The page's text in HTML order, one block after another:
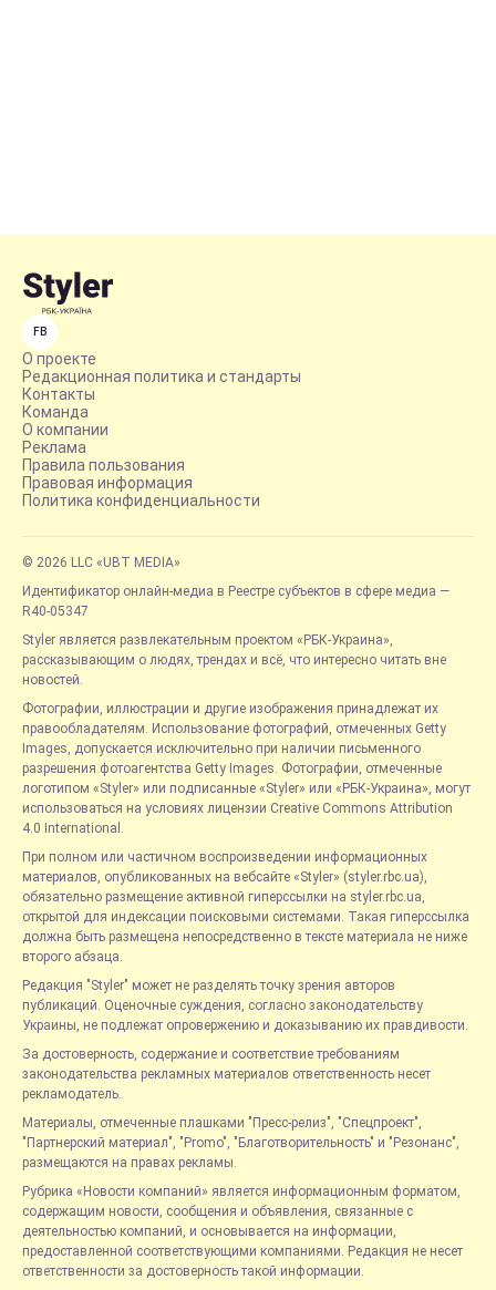
FB
О проекте
Редакционная политика и стандарты
Контакты
Команда
О компании
Реклама
Правила пользования
Правовая информация
Политика конфиденциальности
© 2026 LLC «UBT MEDIA»
Идентификатор онлайн-медиа в Реестре субъектов в сфере медиа —
R40-05347
Styler является развлекательным проектом «РБК-Украина»,
рассказывающим о людях, трендах и всё, что интересно читать вне
новостей.
Фотографии, иллюстрации и другие изображения принадлежат их
правообладателям. Использование фотографий, отмеченных Getty
Images, допускается исключительно при наличии письменного
разрешения фотоагентства Getty Images. Фотографии, отмеченные
логотипом «Styler» или подписанные «Styler» или «РБК-Украина», могут
использоваться на условиях лицензии Creative Commons Attribution
4.0 International.
При полном или частичном воспроизведении информационных
материалов, опубликованных на вебсайте «Styler» (styler.rbc.ua),
обязательно размещение активной гиперссылки на styler.rbc.ua,
открытой для индексации поисковыми системами. Такая гиперссылка
должна быть размещена непосредственно в тексте материала не ниже
второго абзаца.
Редакция "Styler" может не разделять точку зрения авторов
публикаций. Оценочные суждения, согласно законодательству
Украины, не подлежат опровержению и доказыванию их правдивости.
За достоверность, содержание и соответствие требованиям
законодательства рекламных материалов ответственность несет
рекламодатель.
Материалы, отмеченные плашками "Пресс-релиз", "Спецпроект",
"Партнерский материал", "Promo", "Благотворительность" и "Резонанс",
размещаются на правах рекламы.
Рубрика «Новости компаний» является информационным форматом,
содержащим новости, сообщения и объявления, связанные с
деятельностью компаний, и основывается на информации,
предоставленной соответствующими компаниями. Редакция не несет
ответственности за достоверность такой информации.